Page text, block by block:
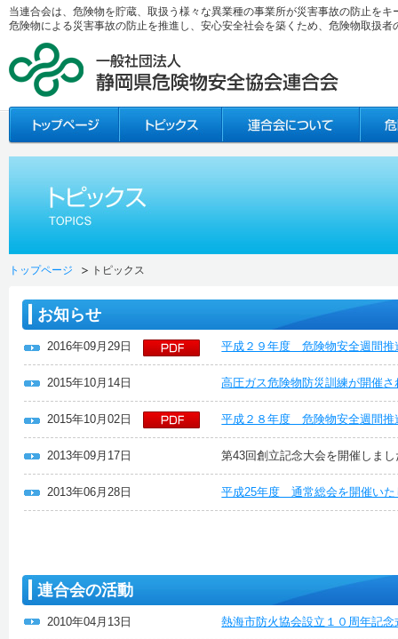
当連合会は、危険物を貯蔵、取扱う様々な異業種の事業所が災害事故の防止を
危険物による災害事故の防止を推進し、安心安全社会を築くため、危険物取扱
トップページ トピックス
お知らせ
2016年09月29日 平成２９年度 危険物安全週間推
2015年10月14日 高圧ガス危険物防災訓練が開催さ
2015年10月02日 平成２８年度 危険物安全週間推
2013年09月17日 第43回創立記念大会を開催しま
2013年06月28日 平成25年度 通常総会を開催いた
連合会の活動
2010年04月13日 熱海市防火協会設立１０周年記